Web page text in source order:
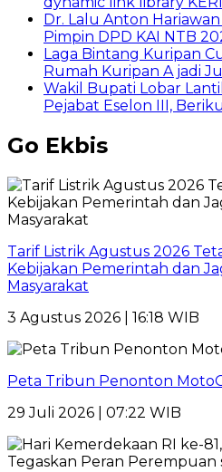
Dr. Lalu Anton
Pimpin DPD KAI NTB
Laga Bintang Kuripan
Rumah Kuripan A jadi
Wakil Bupati Lobar
Pejabat Eselon III,
Go Ekbis
Tarif Listrik Agustus 2026
Kebijakan Pemerintah dan
Masyarakat
3 Agustus 2026 | 16:18 WIB
Peta Tribun Penonton
29 Juli 2026 | 07:22 WIB